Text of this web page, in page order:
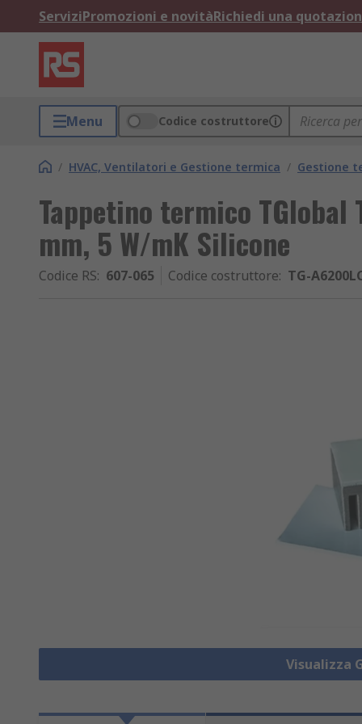
ServiziPromozioni e novitàRichiedi una
Menu Codice costruttore
/ HVAC, Ventilatori e Gestione termica / Gestione
Tappetino termico TGlobal
mm, 5 W/mK Silicone
Codice RS: 607-065 Codice costruttore: TG-
Visualizza